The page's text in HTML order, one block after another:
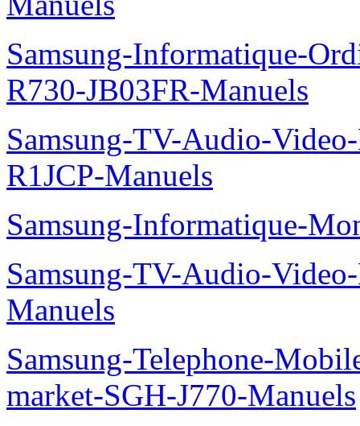
Samsung-Informatique-
R730-JB03FR-Manuels
Samsung-TV-Audio-
R1JCP-Manuels
Samsung-Informatique-
Samsung-TV-Audio-
Manuels
Samsung-Telephone-
market-SGH-J770-Manuels